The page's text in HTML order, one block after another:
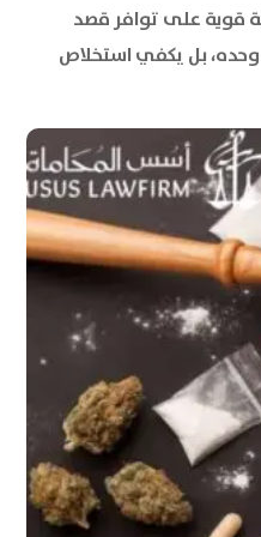
قوية على توافر قصد
وحده، بل يكفي استخلاص